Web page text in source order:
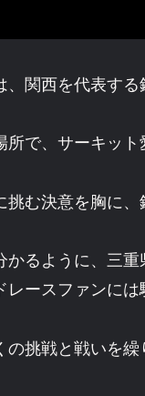
関西を代表する
で、サーキット
む決意を胸に、
るように、三
ースファンには
挑戦と戦いを